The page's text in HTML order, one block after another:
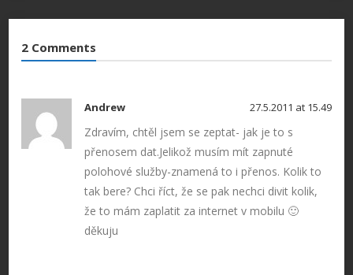
2 Comments
Andrew 27.5.2011 at 15.49
Zdravím, chtěl jsem se zeptat- jak je to s
přenosem dat.Jelikož musím mít zapnuté
polohové služby-znamená to i přenos. Kolik to
tak bere? Chci říct, že se pak nechci divit kolik,
že to mám zaplatit za internet v mobilu 🙂
děkuju